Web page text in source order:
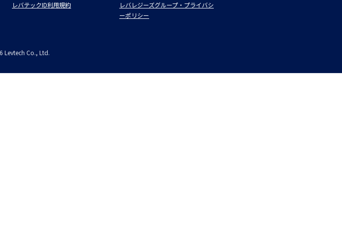
レバテックID利用規約
レバレジーズグループ・プライバシ
ーポリシー
Levtech Co., Ltd.